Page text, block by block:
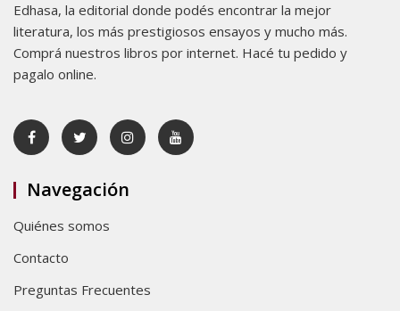
Edhasa, la editorial donde podés encontrar la mejor
literatura, los más prestigiosos ensayos y mucho más.
Comprá nuestros libros por internet. Hacé tu pedido y
pagalo online.
Navegación
Quiénes somos
Contacto
Preguntas Frecuentes